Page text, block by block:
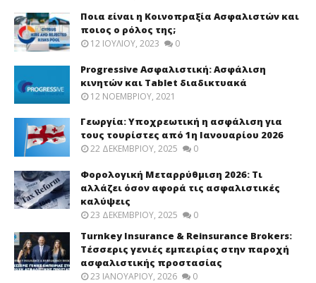
Ποια είναι η Κοινοπραξία Ασφαλιστών και
ποιος ο ρόλος της;
12 ΙΟΥΛΊΟΥ, 2023 0
Progressive Ασφαλιστική: Ασφάλιση
κινητών και Tablet διαδικτυακά
12 ΝΟΕΜΒΡΊΟΥ, 2021
Γεωργία: Υποχρεωτική η ασφάλιση για
τους τουρίστες από 1η Ιανουαρίου 2026
22 ΔΕΚΕΜΒΡΊΟΥ, 2025 0
Φορολογική Μεταρρύθμιση 2026: Τι
αλλάζει όσον αφορά τις ασφαλιστικές
καλύψεις
23 ΔΕΚΕΜΒΡΊΟΥ, 2025 0
Turnkey Insurance & Reinsurance Brokers:
Τέσσερις γενιές εμπειρίας στην παροχή
ασφαλιστικής προστασίας
23 ΙΑΝΟΥΑΡΊΟΥ, 2026 0